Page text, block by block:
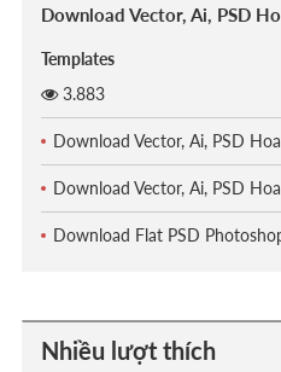
Download Vector, Ai, PSD
Templates
3.883
Download Vector, Ai, PSD
Download Vector, Ai, PSD
Download Flat PSD
Nhiều lượt thích